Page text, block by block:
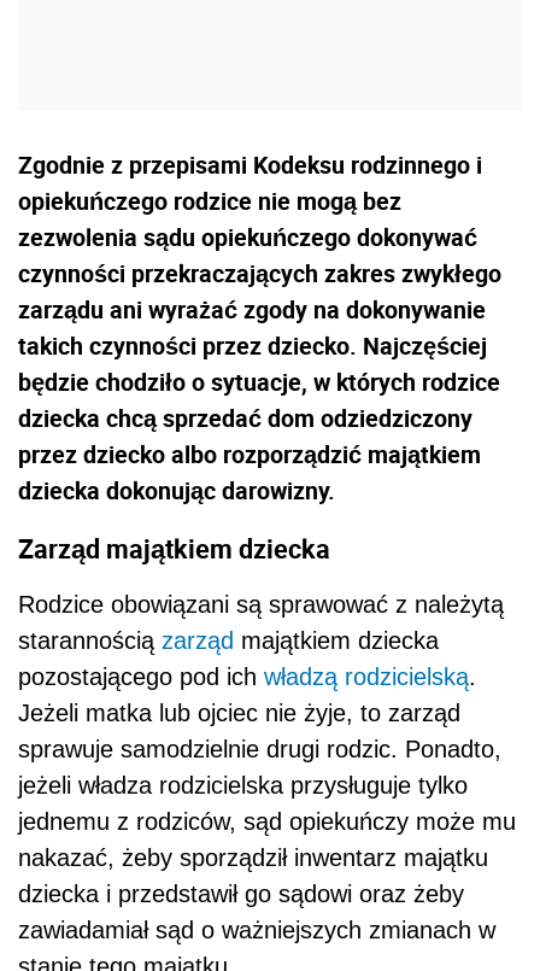
Zgodnie z przepisami Kodeksu rodzinnego i
opiekuńczego rodzice nie mogą bez
zezwolenia sądu opiekuńczego dokonywać
czynności przekraczających zakres zwykłego
zarządu ani wyrażać zgody na dokonywanie
takich czynności przez dziecko. Najczęściej
będzie chodziło o sytuacje, w których rodzice
dziecka chcą sprzedać dom odziedziczony
przez dziecko albo rozporządzić majątkiem
dziecka dokonując darowizny.
Zarząd majątkiem dziecka
Rodzice obowiązani są sprawować z należytą
starannością zarząd majątkiem dziecka
pozostającego pod ich władzą rodzicielską.
Jeżeli matka lub ojciec nie żyje, to zarząd
sprawuje samodzielnie drugi rodzic. Ponadto,
jeżeli władza rodzicielska przysługuje tylko
jednemu z rodziców, sąd opiekuńczy może mu
nakazać, żeby sporządził inwentarz majątku
dziecka i przedstawił go sądowi oraz żeby
zawiadamiał sąd o ważniejszych zmianach w